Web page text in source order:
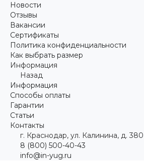
Новости
Отзывы
Вакансии
Сертификаты
Политика конфиденциальности
Как выбрать размер
Информация
Назад
Информация
Способы оплаты
Гарантии
Статьи
Контакты
г. Краснодар, ул. Калинина, д. 380
8 (800) 500-40-43
info@in-yug.ru